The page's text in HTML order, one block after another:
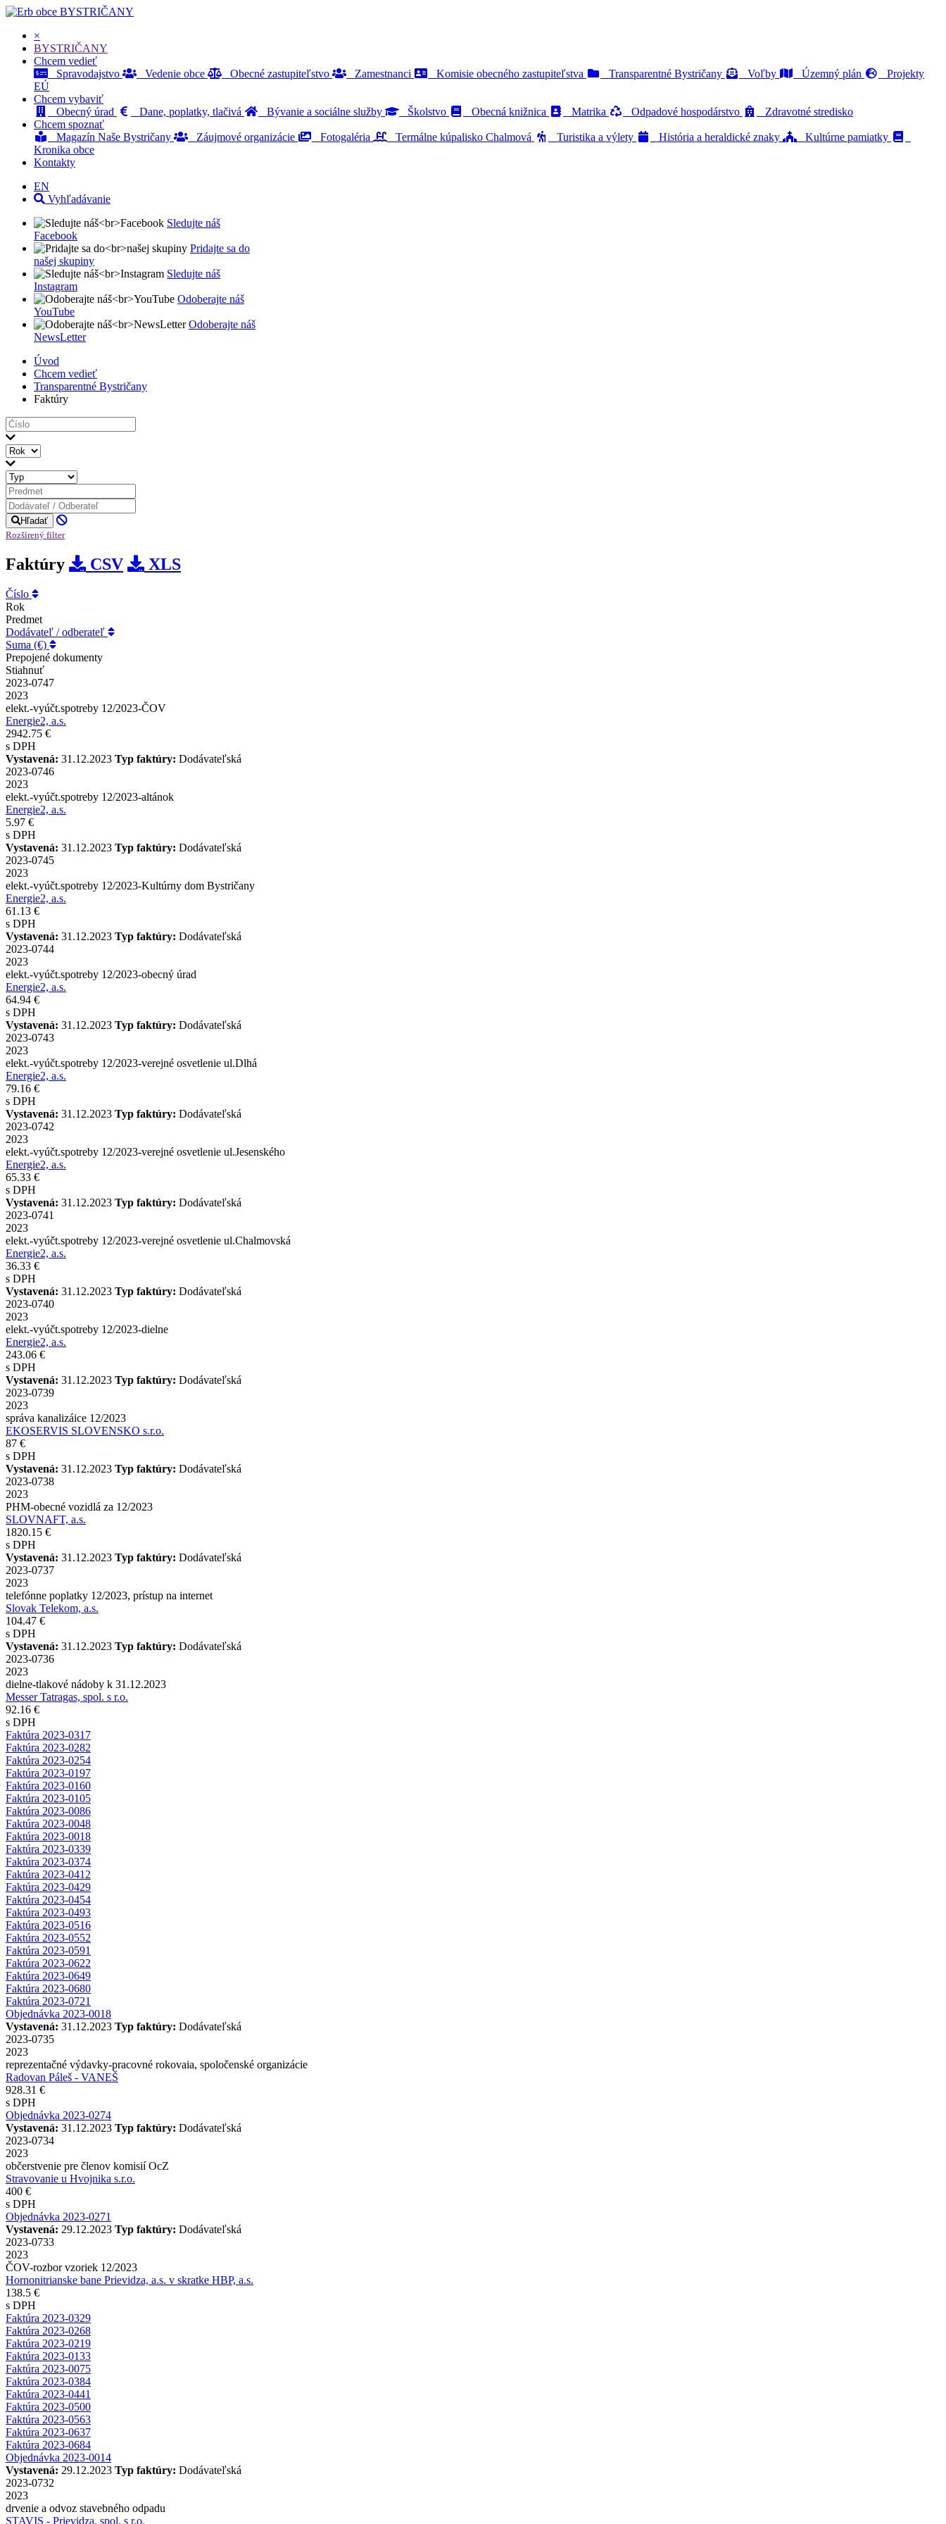
BYSTRIČANY
×
BYSTRIČANY
Chcem vedieť
Spravodajstvo
Vedenie obce Obecné zastupiteľstvo Zamestnanci Komisie obecného zastupiteľstva Transparentné Bystričany Voľby Územný plán
Projekty
EÚ
Chcem vybaviť
Obecný úrad
Dane, poplatky, tlačivá Bývanie a sociálne služby Školstvo Obecná knižnica Matrika Odpadové hospodárstvo
Zdravotné stredisko
Chcem spoznať
Magazín Naše Bystričany
Záujmové organizácie Fotogaléria Termálne kúpalisko Chalmová Turistika a výlety História a heraldické znaky
Kultúrne pamiatky
Kronika obce
Kontakty
EN
Vyhľadávanie
Sledujte náš
Facebook
Pridajte sa do
našej skupiny
Sledujte náš
Instagram
Odoberajte náš
YouTube
Odoberajte náš
NewsLetter
Úvod
Chcem vedieť
Transparentné Bystričany
Faktúry
Hľadať
Rozšírený filter
Faktúry CSV XLS
Číslo
Rok
Predmet
Dodávateľ / odberateľ
Suma (€)
Prepojené dokumenty
Stiahnuť
2023-0747
2023
elekt.-vyúčt.spotreby 12/2023-ČOV
Energie2, a.s.
2942.75 €
s DPH
Vystavená: 31.12.2023 Typ faktúry: Dodávateľská
2023-0746
2023
elekt.-vyúčt.spotreby 12/2023-altánok
Energie2, a.s.
5.97 €
s DPH
Vystavená: 31.12.2023 Typ faktúry: Dodávateľská
2023-0745
2023
elekt.-vyúčt.spotreby 12/2023-Kultúrny dom Bystričany
Energie2, a.s.
61.13 €
s DPH
Vystavená: 31.12.2023 Typ faktúry: Dodávateľská
2023-0744
2023
elekt.-vyúčt.spotreby 12/2023-obecný úrad
Energie2, a.s.
64.94 €
s DPH
Vystavená: 31.12.2023 Typ faktúry: Dodávateľská
2023-0743
2023
elekt.-vyúčt.spotreby 12/2023-verejné osvetlenie ul.Dlhá
Energie2, a.s.
79.16 €
s DPH
Vystavená: 31.12.2023 Typ faktúry: Dodávateľská
2023-0742
2023
elekt.-vyúčt.spotreby 12/2023-verejné osvetlenie ul.Jesenského
Energie2, a.s.
65.33 €
s DPH
Vystavená: 31.12.2023 Typ faktúry: Dodávateľská
2023-0741
2023
elekt.-vyúčt.spotreby 12/2023-verejné osvetlenie ul.Chalmovská
Energie2, a.s.
36.33 €
s DPH
Vystavená: 31.12.2023 Typ faktúry: Dodávateľská
2023-0740
2023
elekt.-vyúčt.spotreby 12/2023-dielne
Energie2, a.s.
243.06 €
s DPH
Vystavená: 31.12.2023 Typ faktúry: Dodávateľská
2023-0739
2023
správa kanalizáice 12/2023
EKOSERVIS SLOVENSKO s.r.o.
87 €
s DPH
Vystavená: 31.12.2023 Typ faktúry: Dodávateľská
2023-0738
2023
PHM-obecné vozidlá za 12/2023
SLOVNAFT, a.s.
1820.15 €
s DPH
Vystavená: 31.12.2023 Typ faktúry: Dodávateľská
2023-0737
2023
telefónne poplatky 12/2023, prístup na internet
Slovak Telekom, a.s.
104.47 €
s DPH
Vystavená: 31.12.2023 Typ faktúry: Dodávateľská
2023-0736
2023
dielne-tlakové nádoby k 31.12.2023
Messer Tatragas, spol. s r.o.
92.16 €
s DPH
Faktúra 2023-0317
Faktúra 2023-0282
Faktúra 2023-0254
Faktúra 2023-0197
Faktúra 2023-0160
Faktúra 2023-0105
Faktúra 2023-0086
Faktúra 2023-0048
Faktúra 2023-0018
Faktúra 2023-0339
Faktúra 2023-0374
Faktúra 2023-0412
Faktúra 2023-0429
Faktúra 2023-0454
Faktúra 2023-0493
Faktúra 2023-0516
Faktúra 2023-0552
Faktúra 2023-0591
Faktúra 2023-0622
Faktúra 2023-0649
Faktúra 2023-0680
Faktúra 2023-0721
Objednávka 2023-0018
Vystavená: 31.12.2023 Typ faktúry: Dodávateľská
2023-0735
2023
reprezentačné výdavky-pracovné rokovaia, spoločenské organizácie
Radovan Páleš - VANEŠ
928.31 €
s DPH
Objednávka 2023-0274
Vystavená: 31.12.2023 Typ faktúry: Dodávateľská
2023-0734
2023
občerstvenie pre členov komisií OcZ
Stravovanie u Hvojnika s.r.o.
400 €
s DPH
Objednávka 2023-0271
Vystavená: 29.12.2023 Typ faktúry: Dodávateľská
2023-0733
2023
ČOV-rozbor vzoriek 12/2023
Hornonitrianske bane Prievidza, a.s. v skratke HBP, a.s.
138.5 €
s DPH
Faktúra 2023-0329
Faktúra 2023-0268
Faktúra 2023-0219
Faktúra 2023-0133
Faktúra 2023-0075
Faktúra 2023-0384
Faktúra 2023-0441
Faktúra 2023-0500
Faktúra 2023-0563
Faktúra 2023-0637
Faktúra 2023-0684
Objednávka 2023-0014
Vystavená: 29.12.2023 Typ faktúry: Dodávateľská
2023-0732
2023
drvenie a odvoz stavebného odpadu
STAVIS - Prievidza, spol. s r.o.